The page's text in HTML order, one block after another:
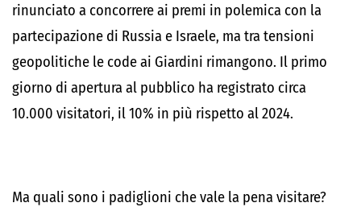
rinunciato a concorrere ai premi in polemica con la
partecipazione di Russia e Israele, ma tra tensioni
geopolitiche le code ai Giardini rimangono. Il primo
giorno di apertura al pubblico ha registrato circa
10.000 visitatori, il 10% in più rispetto al 2024.
Ma quali sono i padiglioni che vale la pena visitare?